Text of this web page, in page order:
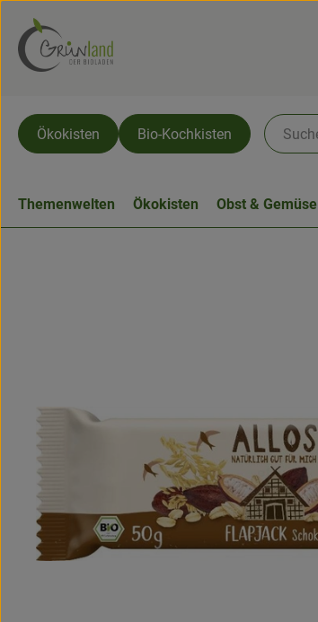
Ökokisten Bio-Kochkisten
Themenwelten Ökokisten Obst & Gemüse